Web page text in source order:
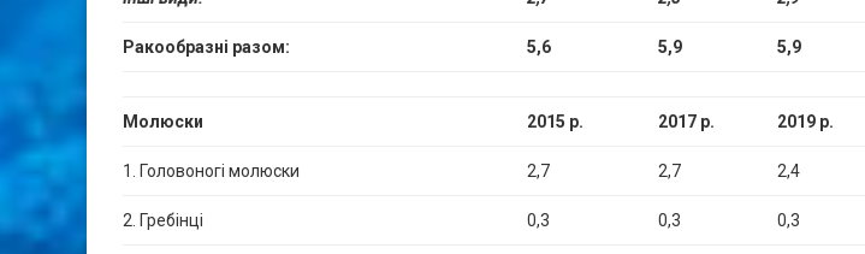
Ракообразні разом: 5,6 5,9 5,9
Молюски 2015 р. 2017 р. 2019 р.
1. Головоногі молюски 2,7 2,7 2,4
2. Гребінці 0,3 0,3 0,3